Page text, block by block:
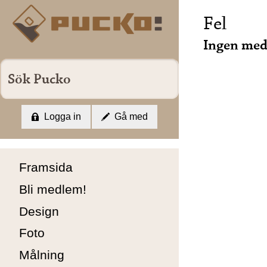
Framsida
Bli medlem!
Design
Foto
Målning
Logga in Gå med
Fel
Ingen